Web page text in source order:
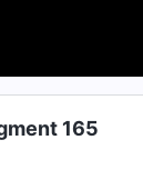
165